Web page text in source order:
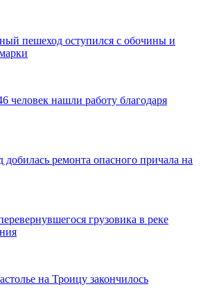
пешеход оступился с обочины и
человек нашли работу благодаря
добилась ремонта опасного причала на
грузовика в реке
на Троицу закончилось